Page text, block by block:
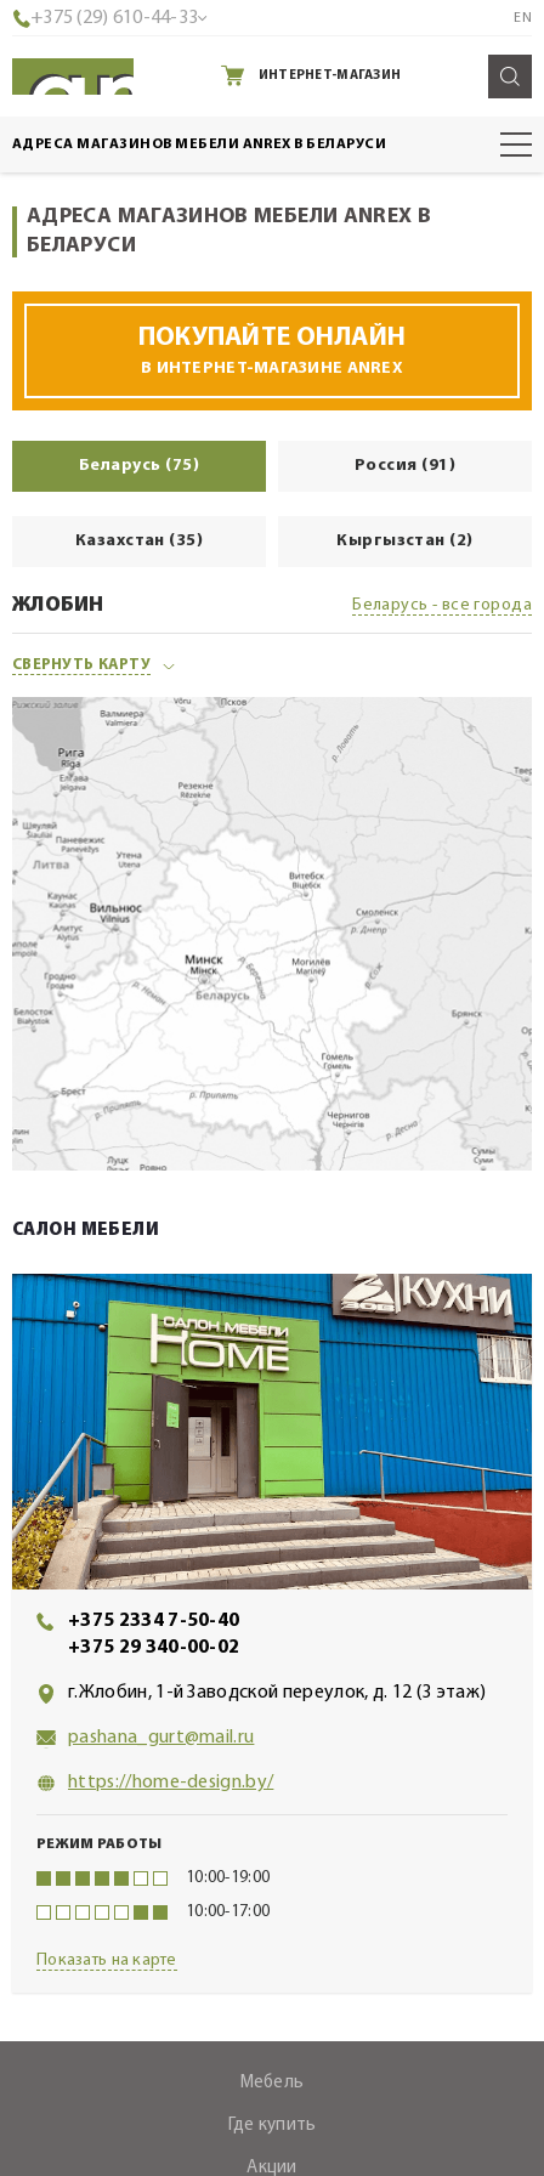
+375 (29) 610-44-33 EN
ИНТЕРНЕТ-МАГАЗИН
АДРЕСА МАГАЗИНОВ МЕБЕЛИ ANREX В БЕЛАРУСИ
АДРЕСА МАГАЗИНОВ МЕБЕЛИ ANREX В
БЕЛАРУСИ
ПОКУПАЙТЕ ОНЛАЙН
В ИНТЕРНЕТ-МАГАЗИНЕ ANREX
Беларусь (75) Россия (91)
Казахстан (35) Кыргызстан (2)
ЖЛОБИН Беларусь - все города
СВЕРНУТЬ КАРТУ
САЛОН МЕБЕЛИ
+375 2334 7-50-40
+375 29 340-00-02
г.Жлобин, 1-й Заводской переулок, д. 12 (3 этаж)
pashana_gurt@mail.ru
https://home-design.by/
РЕЖИМ РАБОТЫ
10:00-19:00
10:00-17:00
Показать на карте
Мебель
Где купить
Акции